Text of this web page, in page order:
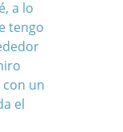
a lo
tengo
un
el